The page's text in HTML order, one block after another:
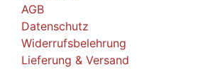
AGB
Datenschutz
Widerrufsbelehrung
Lieferung & Versand